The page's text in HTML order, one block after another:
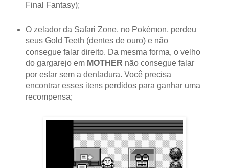
Final Fantasy);
O zelador da Safari Zone, no Pokémon, perdeu
seus Gold Teeth (dentes de ouro) e não
consegue falar direito. Da mesma forma, o velho
do gargarejo em MOTHER não consegue falar
por estar sem a dentadura. Você precisa
encontrar esses itens perdidos para ganhar uma
recompensa;